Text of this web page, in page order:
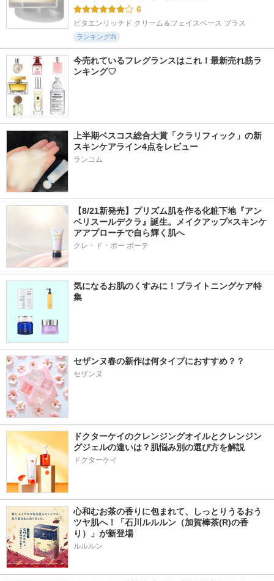
6
ビタエンリッチド クリーム＆フェイスベース プラス
ランキングIN
今売れているフレグランスはこれ！最新売れ筋ラ
ンキング♡
上半期ベスコス総合大賞「クラリフィック」の新
スキンケアライン4点をレビュー
ランコム
【8/21新発売】プリズム肌を作る化粧下地『アン
ベリスールデクラ』誕生。メイクアップ×スキンケ
アアプローチで自ら輝く肌へ
クレ・ド・ポー ボーテ
気になるお肌のくすみに！ブライトニングケア特
集
セザンヌ春の新作は何タイプにおすすめ？？
セザンヌ
ドクターケイのクレンジングオイルとクレンジン
グジェルの違いは？肌悩み別の選び方を解説
ドクターケイ
心和むお茶の香りに包まれて、しっとりうるおう
ツヤ肌へ！「石川ルルルン（加賀棒茶(R)の香
り）」が新登場